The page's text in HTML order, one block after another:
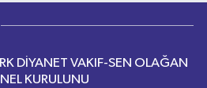
DİYANET VAKIF-SEN OLAĞAN
KURULUNU